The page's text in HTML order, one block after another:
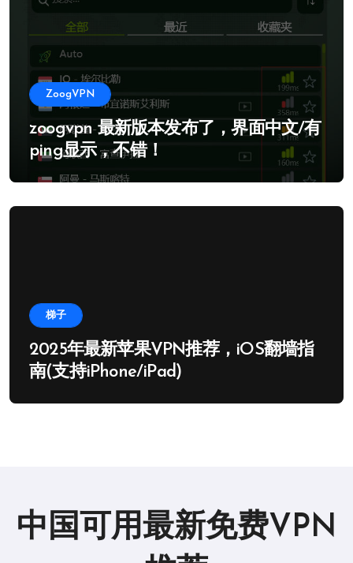
ZoogVPN
zoogvpn 最新版本发布了，界面中文/有
ping显示，不错！
梯子
2025年最新苹果VPN推荐，iOS翻墙指
南(支持iPhone/iPad)
中国可用最新免费VPN